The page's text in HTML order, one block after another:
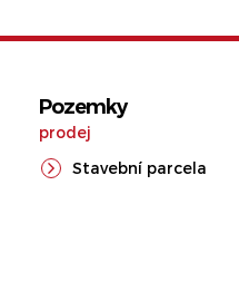
Pozemky
prodej
Stavební parcela